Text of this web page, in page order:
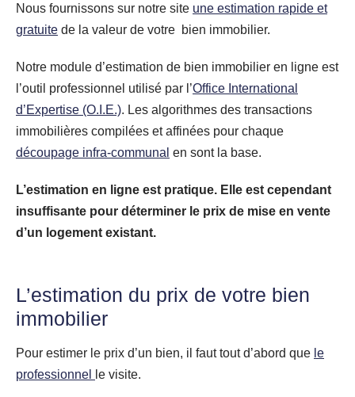
Nous fournissons sur notre site une estimation rapide et
gratuite de la valeur de votre bien immobilier.
Notre module d’estimation de bien immobilier en ligne est
l’outil professionnel utilisé par l’Office International
d’Expertise (O.I.E.). Les algorithmes des transactions
immobilières compilées et affinées pour chaque
découpage infra-communal en sont la base.
L’estimation en ligne est pratique. Elle est cependant
insuffisante pour déterminer le prix de mise en vente
d’un logement existant.
L’estimation du prix de votre bien
immobilier
Pour estimer le prix d’un bien, il faut tout d’abord que le
professionnel
le visite.